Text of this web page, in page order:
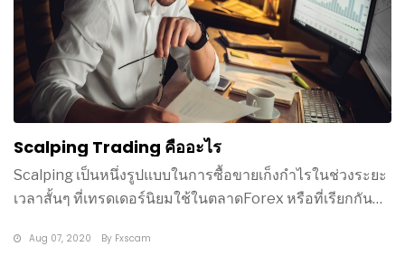
Scalping Trading คืออะไร
Scalping เป็นหนึ่งรูปแบบในการซื้อขายเก็งกำไรในช่วงระยะ
เวลาสั้นๆ ที่เทรดเดอร์นิยมใช้ในตลาดForex หรือที่เรียกกัน
Aug 07, 2020 By Fxscam